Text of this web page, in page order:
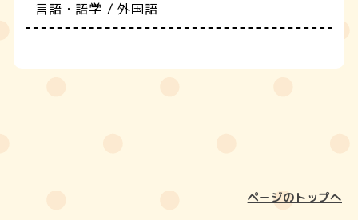
言語・語学 / 外国語
ページのトップへ